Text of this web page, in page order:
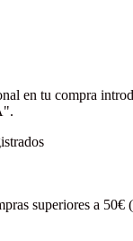
en tu compra
superiores a 50€